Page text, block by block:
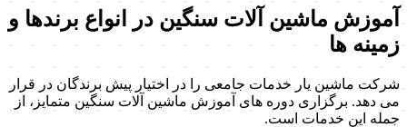
آموزش ماشین آلات سنگین در انواع برندها و
زمینه ها
شرکت ماشین یار خدمات جامعی را در اختیار پیش برندگان در قرار
می دهد. برگزاری دوره های آموزش ماشین آلات سنگین متمایز، از
جمله این خدمات است.